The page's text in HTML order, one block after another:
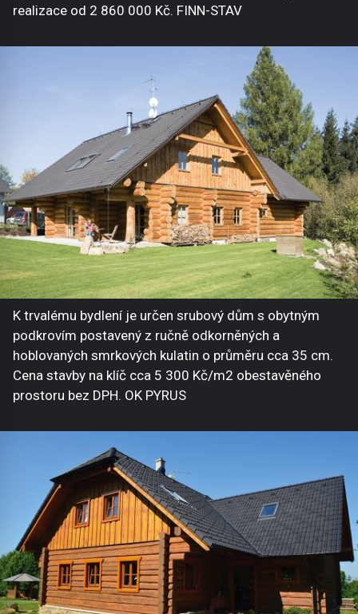
realizace od 2 860 000 Kč. FINN-STAV
K trvalému bydlení je určen srubový dům s obytným
podkrovím postavený z ručně odkorněných a
hoblovaných smrkových kulatin o průměru cca 35 cm.
Cena stavby na klíč cca 5 300 Kč/m2 obestavěného
prostoru bez DPH. OK PYRUS